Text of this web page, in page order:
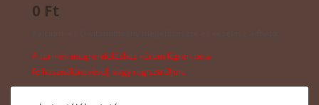
0 Ft
A termék megrendeléshez kérem lépjen be a
felhasználónevével, vagy regisztráljon.